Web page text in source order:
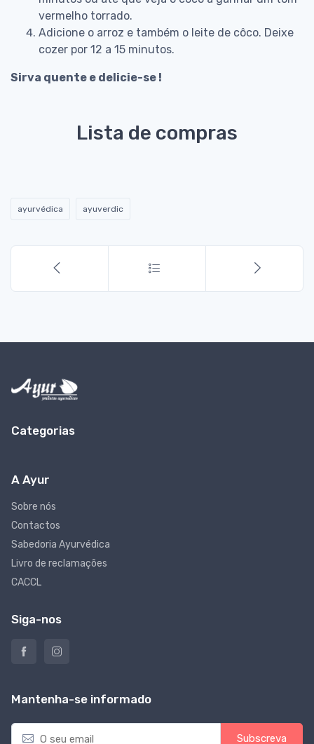
vermelho torrado.
Adicione o arroz e também o leite de côco. Deixe
cozer por 12 a 15 minutos.
Sirva quente e delicie-se !
Lista de compras
ayurvédica ayuverdic
Categorias
A Ayur
Sobre nós
Contactos
Sabedoria Ayurvédica
Livro de reclamações
CACCL
Siga-nos
Mantenha-se informado
E
Subscreva